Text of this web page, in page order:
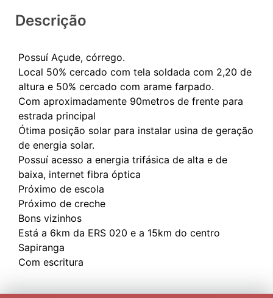
Descrição
Possuí Açude, córrego.
Local 50% cercado com tela soldada com 2,20 de
altura e 50% cercado com arame farpado.
Com aproximadamente 90metros de frente para
estrada principal
Ótima posição solar para instalar usina de geração
de energia solar.
Possuí acesso a energia trifásica de alta e de
baixa, internet fibra óptica
Próximo de escola
Próximo de creche
Bons vizinhos
Está a 6km da ERS 020 e a 15km do centro
Sapiranga